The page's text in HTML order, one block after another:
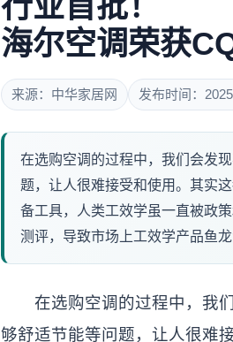
海尔空调荣获
来源：中华家居网 发布时间：
在选购空调的过程中，我们会发
题，让人很难接受和使用。其
备工具，人类工效学虽一直被政
测评，导致市场上工效学产品
在选购空调的过程中，我们
够舒适节能等问题，让人很难